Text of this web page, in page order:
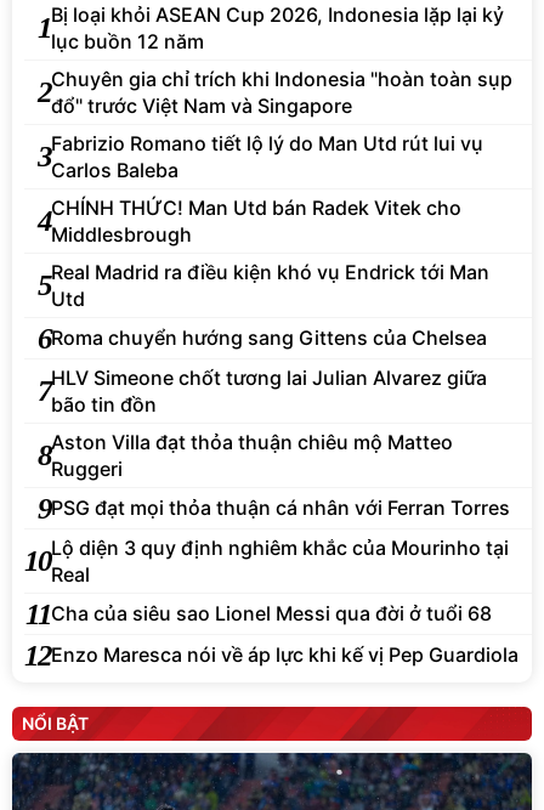
1Bị loại khỏi ASEAN Cup 2026, Indonesia lặp lại kỷ
lục buồn 12 năm
2Chuyên gia chỉ trích khi Indonesia "hoàn toàn sụp
đổ" trước Việt Nam và Singapore
3Fabrizio Romano tiết lộ lý do Man Utd rút lui vụ
Carlos Baleba
4CHÍNH THỨC! Man Utd bán Radek Vitek cho
Middlesbrough
5Real Madrid ra điều kiện khó vụ Endrick tới Man
Utd
6Roma chuyển hướng sang Gittens của Chelsea
7HLV Simeone chốt tương lai Julian Alvarez giữa
bão tin đồn
8Aston Villa đạt thỏa thuận chiêu mộ Matteo
Ruggeri
9PSG đạt mọi thỏa thuận cá nhân với Ferran Torres
10Lộ diện 3 quy định nghiêm khắc của Mourinho tại
Real
11Cha của siêu sao Lionel Messi qua đời ở tuổi 68
12Enzo Maresca nói về áp lực khi kế vị Pep Guardiola
NỔI BẬT